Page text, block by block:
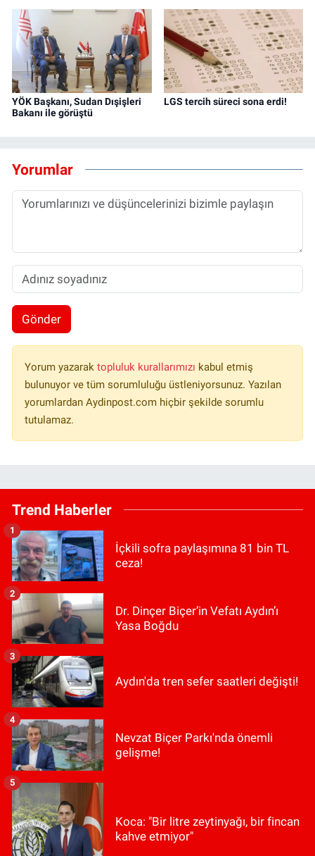
YÖK Başkanı, Sudan Dışişleri
Bakanı ile görüştü
LGS tercih süreci sona erdi!
Yorumlar
Gönder
Yorum yazarak topluluk kurallarımızı kabul etmiş
bulunuyor ve tüm sorumluluğu üstleniyorsunuz. Yazılan
yorumlardan Aydinpost.com hiçbir şekilde sorumlu
tutulamaz.
Trend Haberler
İçkili sofra paylaşımına 81 bin TL
ceza!
1
Dr. Dinçer Biçer’in Vefatı Aydın’ı
Yasa Boğdu
2
Aydın'da tren sefer saatleri değişti!
3
Nevzat Biçer Parkı'nda önemli
gelişme!
4
Koca: "Bir litre zeytinyağı, bir fincan
kahve etmiyor"
5